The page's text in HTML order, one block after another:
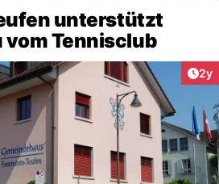
unterstützt
vom Tennisclub
2y